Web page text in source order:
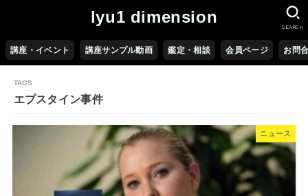
lyu1 dimension
講座・イベント 講座サンプル動画 鑑定・相談 会員ページ お問
SEARCH
エプスタイン事件
ニュース